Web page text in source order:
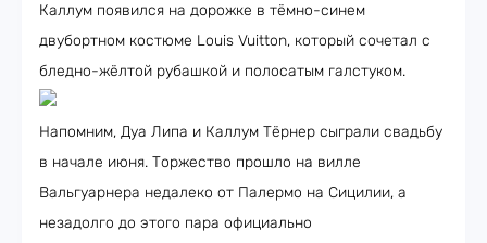
Каллум появился на дорожке в тёмно-синем
двубортном костюме Louis Vuitton, который сочетал с
бледно-жёлтой рубашкой и полосатым галстуком.
Напомним, Дуа Липа и Каллум Тёрнер сыграли свадьбу
в начале июня. Торжество прошло на вилле
Вальгуарнера недалеко от Палермо на Сицилии, а
незадолго до этого пара официально